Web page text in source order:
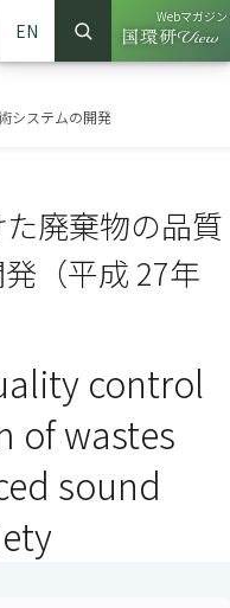
EN
サイト内検索
検索
Webマガジン
（別ウイ
システムの開発
廃棄物の品質
（平成 27年
control
of wastes
sound